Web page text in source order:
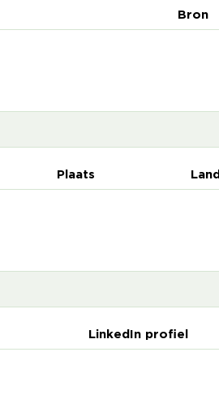
Bron
Plaats Land
LinkedIn profiel